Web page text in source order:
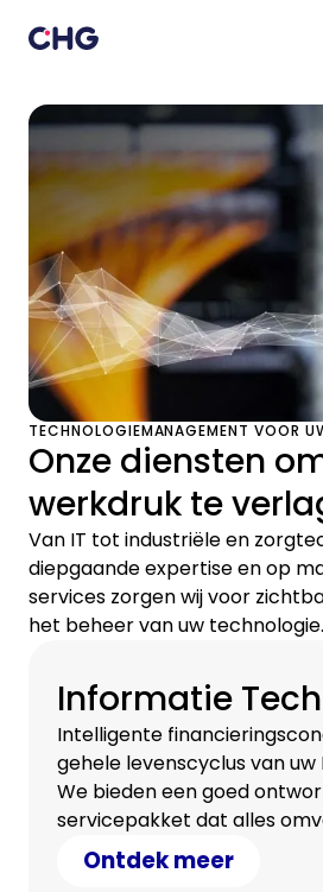
TECHNOLOGIEMANAGEMENT VOOR
Onze diensten
werkdruk te
Van IT tot industriële en
diepgaande expertise en op
services zorgen wij voor
het beheer van uw technologie.
Informatie
Intelligente
gehele levenscyclus van
We bieden een goed
servicepakket dat alles
consultancy tot
dataverwijdering.
Ontdek meer